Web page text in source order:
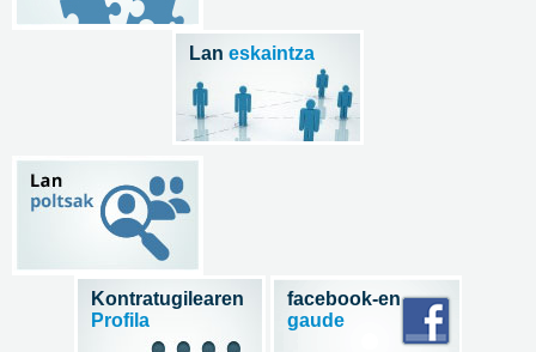
Lan eskaintza
Kontratugilearen
Profila
facebook-en
gaude